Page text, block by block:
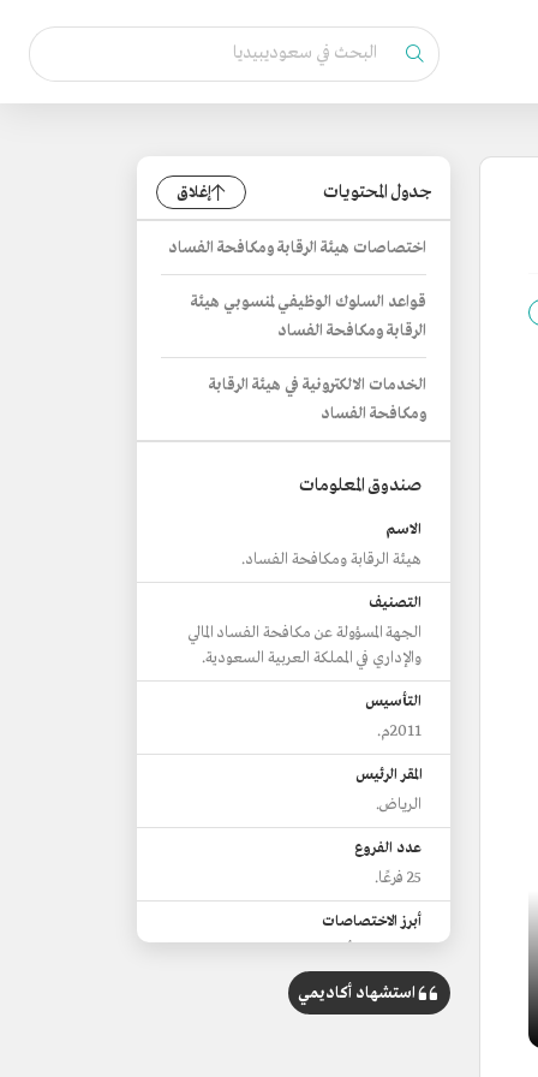
جدول المحتويات إغلاق
اختصاصات هيئة الرقابة ومكافحة الفساد
قواعد السلوك الوظيفي لمنسوبي هيئة
الرقابة ومكافحة الفساد
الخدمات الالكترونية في هيئة الرقابة
ومكافحة الفساد
صندوق المعلومات
الاسم
هيئة الرقابة ومكافحة الفساد.
التصنيف
الجهة المسؤولة عن مكافحة الفساد المالي
والإداري في المملكة العربية السعودية.
التأسيس
2011م.
المقر الرئيس
الرياض.
عدد الفروع
25 فرعًا.
أبرز الاختصاصات
العقود.
إحالة المخالفات والتجاوزات المتعلقة
استشهاد أكاديمي